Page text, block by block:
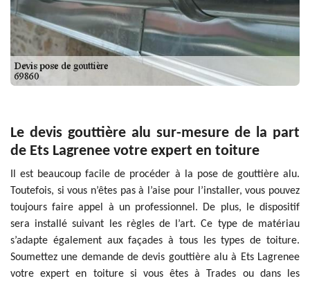
Le devis gouttière alu sur-mesure de la part
de Ets Lagrenee votre expert en toiture
Il est beaucoup facile de procéder à la pose de gouttière alu.
Toutefois, si vous n’êtes pas à l’aise pour l’installer, vous pouvez
toujours faire appel à un professionnel. De plus, le dispositif
sera installé suivant les règles de l’art. Ce type de matériau
s’adapte également aux façades à tous les types de toiture.
Soumettez une demande de devis gouttière alu à Ets Lagrenee
votre expert en toiture si vous êtes à Trades ou dans les